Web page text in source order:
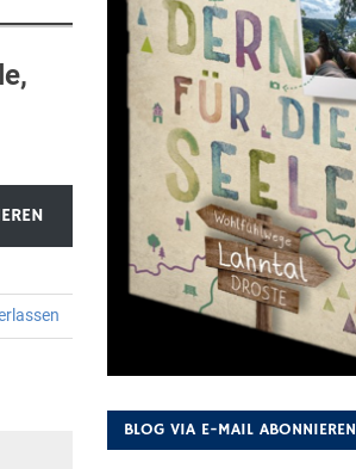
BLOG VIA E-MAIL ABONNIEREN